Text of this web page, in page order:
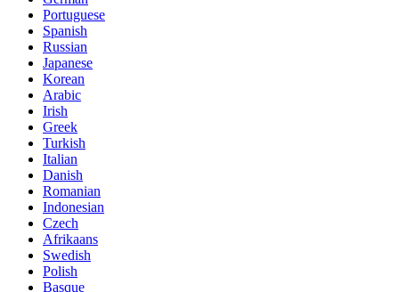
Portuguese
Spanish
Russian
Japanese
Korean
Arabic
Irish
Greek
Turkish
Italian
Danish
Romanian
Indonesian
Czech
Afrikaans
Swedish
Polish
Basque